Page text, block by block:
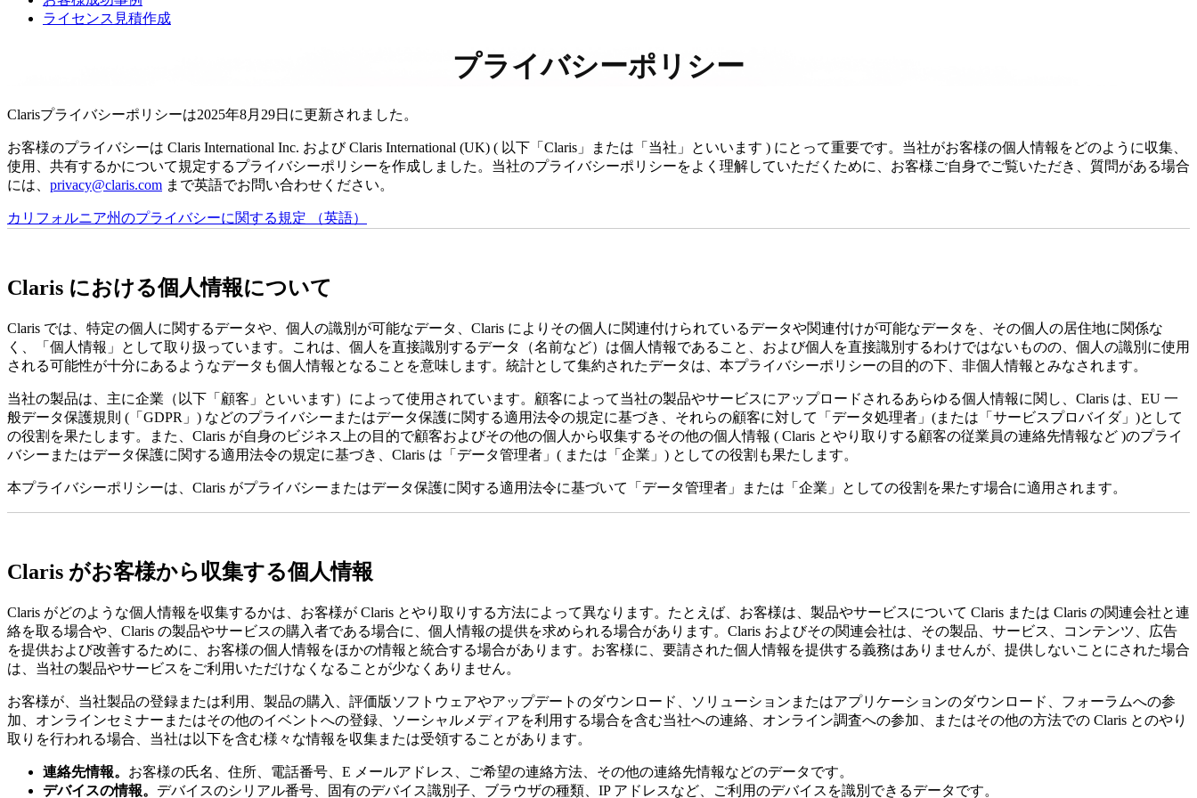
ライセンス見積作成
プライバシーポリシー
Clarisプライバシーポリシーは2025年8月29日に更新されました。
お客様のプライバシーは Claris International Inc. および Claris International (UK) ( 以下「Claris」または「当社」といいます ) にとって重要です。当社がお客様の個人情報をどのように収集、
使用、共有するかについて規定するプライバシーポリシーを作成しました。当社のプライバシーポリシーをよく理解していただくために、お客様ご自身でご覧いただき、質問がある場合
には、 privacy@claris.com まで英語でお問い合わせください。
カリフォルニア州のプライバシーに関する規定 （英語）
Claris における個人情報について
Claris では、特定の個人に関するデータや、個人の識別が可能なデータ、Claris によりその個人に関連付けられているデータや関連付けが可能なデータを、その個人の居住地に関係な
く、「個人情報」として取り扱っています。これは、個人を直接識別するデータ（名前など）は個人情報であること、および個人を直接識別するわけではないものの、個人の識別に使用
される可能性が十分にあるようなデータも個人情報となることを意味します。統計として集約されたデータは、本プライバシーポリシーの目的の下、非個人情報とみなされます。
当社の製品は、主に企業（以下「顧客」といいます）によって使用されています。顧客によって当社の製品やサービスにアップロードされるあらゆる個人情報に関し、Claris は、EU 一
般データ保護規則 (「GDPR」) などのプライバシーまたはデータ保護に関する適用法令の規定に基づき、それらの顧客に対して「データ処理者」(または「サービスプロバイダ」)として
の役割を果たします。また、Claris が自身のビジネス上の目的で顧客およびその他の個人から収集するその他の個人情報 ( Claris とやり取りする顧客の従業員の連絡先情報など )のプライ
バシーまたはデータ保護に関する適用法令の規定に基づき、Claris は「データ管理者」( または「企業」) としての役割も果たします。
本プライバシーポリシーは、Claris がプライバシーまたはデータ保護に関する適用法令に基づいて「データ管理者」または「企業」としての役割を果たす場合に適用されます。
Claris がお客様から収集する個人情報
Claris がどのような個人情報を収集するかは、お客様が Claris とやり取りする方法によって異なります。たとえば、お客様は、製品やサービスについて Claris または Claris の関連会社と連
絡を取る場合や、Claris の製品やサービスの購入者である場合に、個人情報の提供を求められる場合があります。Claris およびその関連会社は、その製品、サービス、コンテンツ、広告
を提供および改善するために、お客様の個人情報をほかの情報と統合する場合があります。お客様に、要請された個人情報を提供する義務はありませんが、提供しないことにされた場合
は、当社の製品やサービスをご利用いただけなくなることが少なくありません。
お客様が、当社製品の登録または利用、製品の購入、評価版ソフトウェアやアップデートのダウンロード、ソリューションまたはアプリケーションのダウンロード、フォーラムへの参
加、オンラインセミナーまたはその他のイベントへの登録、ソーシャルメディアを利用する場合を含む当社への連絡、オンライン調査への参加、またはその他の方法での Claris とのやり
取りを行われる場合、当社は以下を含む様々な情報を収集または受領することがあります。
連絡先情報。 お客様の氏名、住所、電話番号、E メールアドレス、ご希望の連絡方法、その他の連絡先情報などのデータです。
デバイスの情報。 デバイスのシリアル番号、固有のデバイス識別子、ブラウザの種類、IP アドレスなど、ご利用のデバイスを識別できるデータです。